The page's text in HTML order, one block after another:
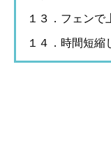
１３．フェンで
１４．時間短縮